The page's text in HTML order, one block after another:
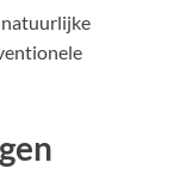
natuurlijke